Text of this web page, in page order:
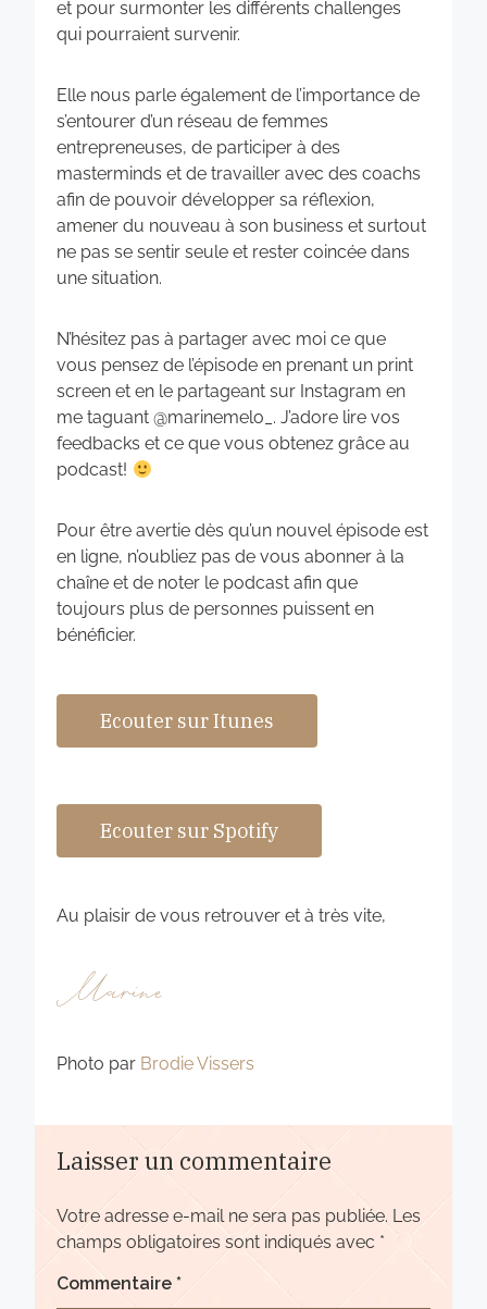
et pour surmonter les différents challenges
qui pourraient survenir.
Elle nous parle également de l’importance de
s’entourer d’un réseau de femmes
entrepreneuses, de participer à des
masterminds et de travailler avec des coachs
afin de pouvoir développer sa réflexion,
amener du nouveau à son business et surtout
ne pas se sentir seule et rester coincée dans
une situation.
N’hésitez pas à partager avec moi ce que
vous pensez de l’épisode en prenant un print
screen et en le partageant sur Instagram en
me taguant @marinemelo_. J’adore lire vos
feedbacks et ce que vous obtenez grâce au
podcast!
Pour être avertie dès qu’un nouvel épisode est
en ligne, n’oubliez pas de vous abonner à la
chaîne et de noter le podcast afin que
toujours plus de personnes puissent en
bénéficier.
Ecouter sur Itunes
Ecouter sur Spotify
Au plaisir de vous retrouver et à très vite,
Marine
Photo par Brodie Vissers
Laisser un commentaire
Votre adresse e-mail ne sera pas publiée. Les
champs obligatoires sont indiqués avec *
Commentaire*